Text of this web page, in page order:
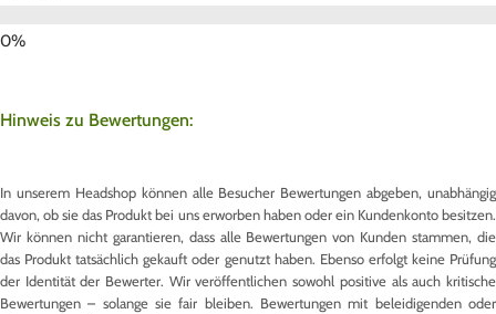
Hinweis zu Bewertungen:
In unserem Headshop können alle Besucher Bewertungen abgeben, unabhängig
davon, ob sie das Produkt bei uns erworben haben oder ein Kundenkonto besitzen.
Wir können nicht garantieren, dass alle Bewertungen von Kunden stammen, die
das Produkt tatsächlich gekauft oder genutzt haben. Ebenso erfolgt keine Prüfung
der Identität der Bewerter. Wir veröffentlichen sowohl positive als auch kritische
Bewertungen – solange sie fair bleiben. Bewertungen mit beleidigenden oder